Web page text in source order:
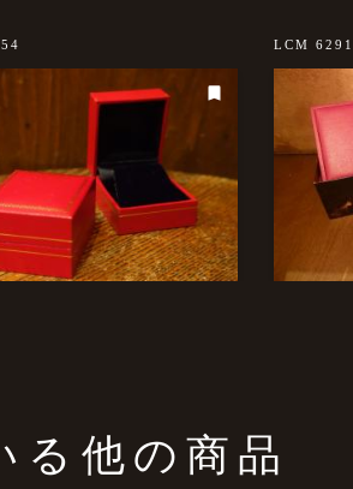
LCM 6291
る他の商品